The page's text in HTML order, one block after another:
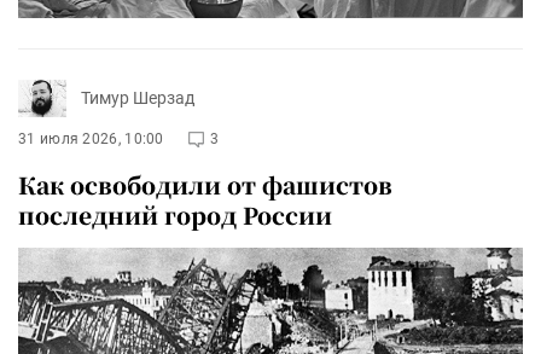
Тимур Шерзад
31 июля 2026, 10:00 3
Как освободили от фашистов
последний город России